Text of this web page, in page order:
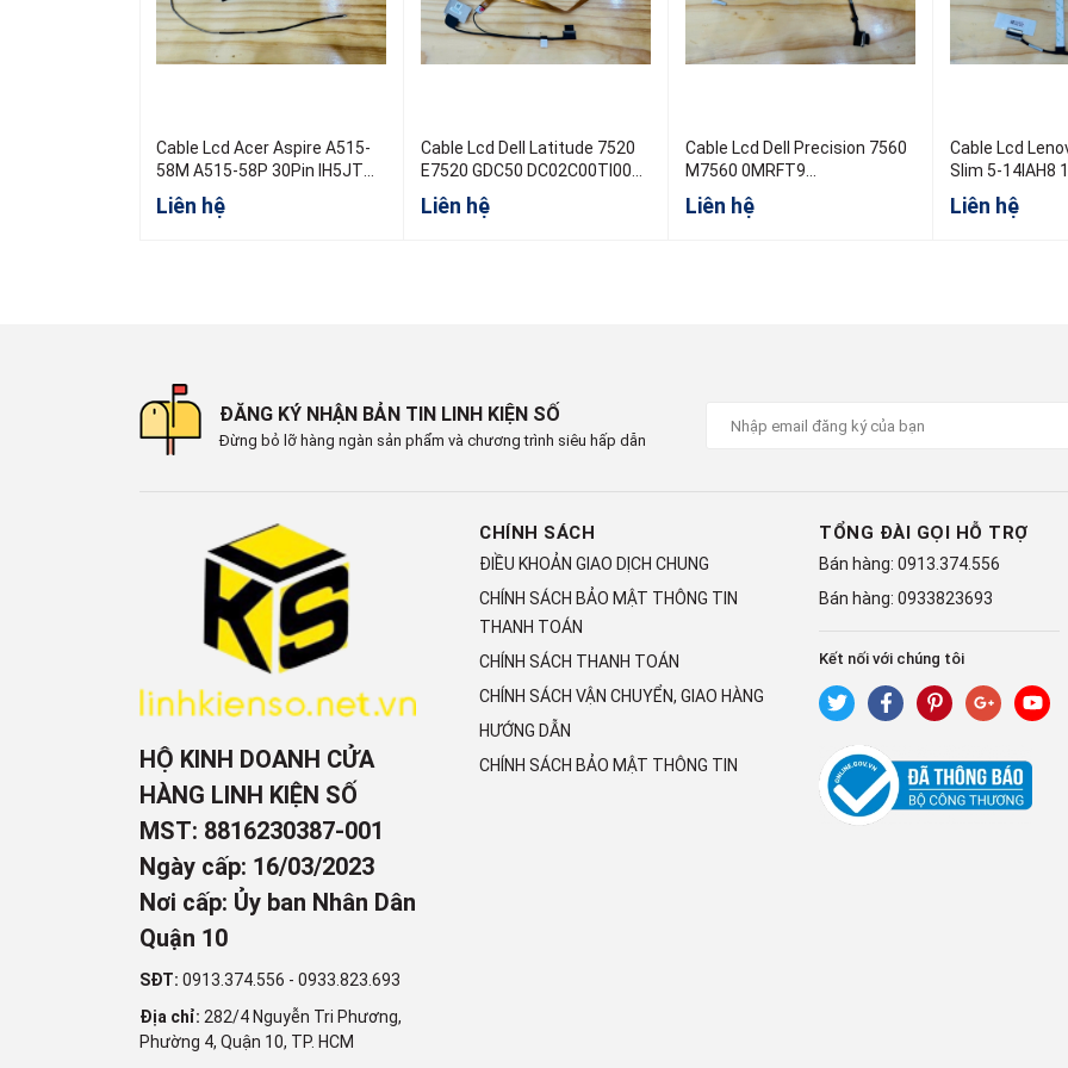
Cable Lcd Acer Aspire A515-
58M A515-58P 30Pin IH5JT
50.KHJN2.003 DC02004B300
Liên hệ
Cable Lcd Dell Latitude 7520
E7520 GDC50 DC02C00TI00
08V84N EDP FHD 2.7 RGB
30Pin 0.5
Liên hệ
Cable Lcd Dell Precision 7560
M7560 0MRFT9
Liên hệ
Cable Lcd
Slim 5-14IAH8
Liên hệ
ĐĂNG KÝ NHẬN BẢN TIN LINH KIỆN SỐ
Đừng bỏ lỡ hàng ngàn sản phẩm và chương trình siêu hấp dẫn
HỘ KINH DOANH CỬA
HÀNG LINH KIỆN SỐ
MST: 8816230387-001
Ngày cấp: 16/03/2023
Nơi cấp: Ủy ban Nhân Dân
Quận 10
SĐT: 0913.374.556 - 0933.823.693
Địa chỉ: 282/4 Nguyễn Tri Phương,
Phường 4, Quận 10, TP. HCM
CHÍNH SÁCH
ĐIỀU KHOẢN GIAO DỊCH CHUNG
CHÍNH SÁCH BẢO MẬT THÔNG TIN
THANH TOÁN
CHÍNH SÁCH THANH TOÁN
CHÍNH SÁCH VẬN CHUYỂN, GIAO HÀNG
HƯỚNG DẪN
CHÍNH SÁCH BẢO MẬT THÔNG TIN
TỔNG ĐÀI GỌI HỖ TRỢ
Bán hàng: 0913.374.556
Bán hàng: 0933823693
Kết nối với chúng tôi